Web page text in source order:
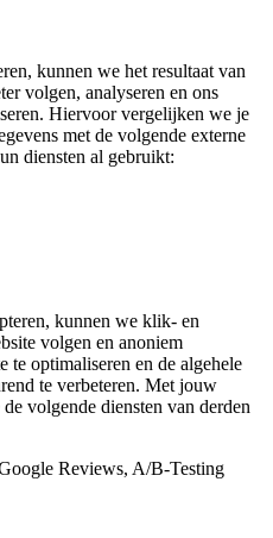
kunnen we het resultaat van
volgen, analyseren en ons
Hiervoor vergelijken we je
met de volgende externe
diensten al gebruikt:
kunnen we klik- en
volgen en anoniem
te optimaliseren en de algehele
te verbeteren. Met jouw
volgende diensten van derden
Reviews, A/B-Testing